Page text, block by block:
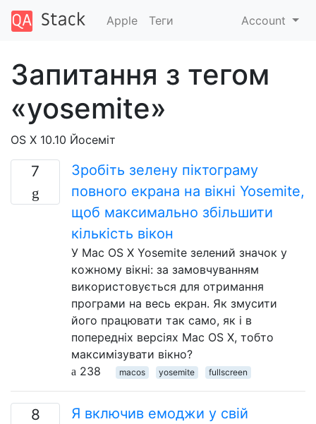
Apple Теги Account
Запитання з тегом
«yosemite»
OS X 10.10 Йосеміт
7
Зробіть зелену піктограму
повного екрана на вікні Yosemite,
щоб максимально збільшити
кількість вікон
У Mac OS X Yosemite зелений значок у
кожному вікні: за замовчуванням
використовується для отримання
програми на весь екран. Як змусити
його працювати так само, як і в
попередніх версіях Mac OS X, тобто
максимізувати вікно?
238
macos yosemite fullscreen
8
Я включив емоджи у свій